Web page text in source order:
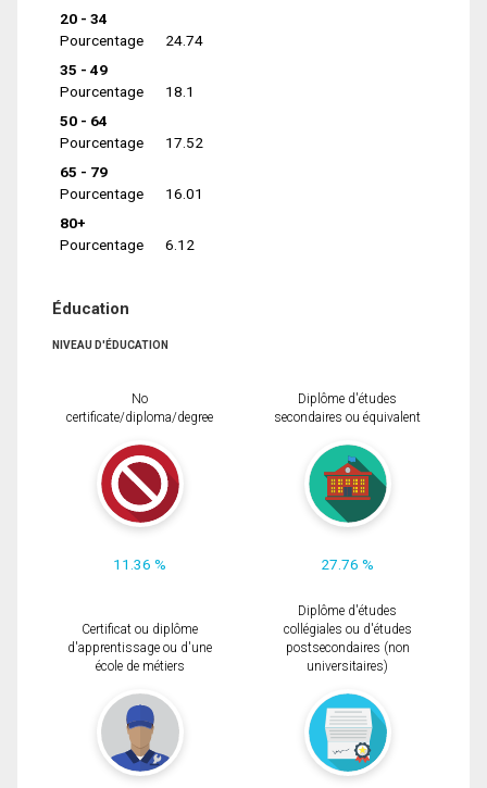
20 - 34
Pourcentage
24.74
35 - 49
Pourcentage
18.1
50 - 64
Pourcentage
17.52
65 - 79
Pourcentage
16.01
80+
Pourcentage
6.12
Éducation
NIVEAU D'ÉDUCATION
No
certificate/diploma/degree
11.36 %
Diplôme d'études
secondaires ou équivalent
27.76 %
Certificat ou diplôme
d'apprentissage ou d'une
école de métiers
Diplôme d'études
collégiales ou d'études
postsecondaires (non
universitaires)